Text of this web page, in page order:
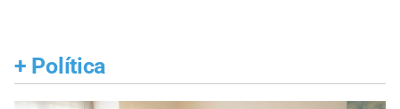
+ Política